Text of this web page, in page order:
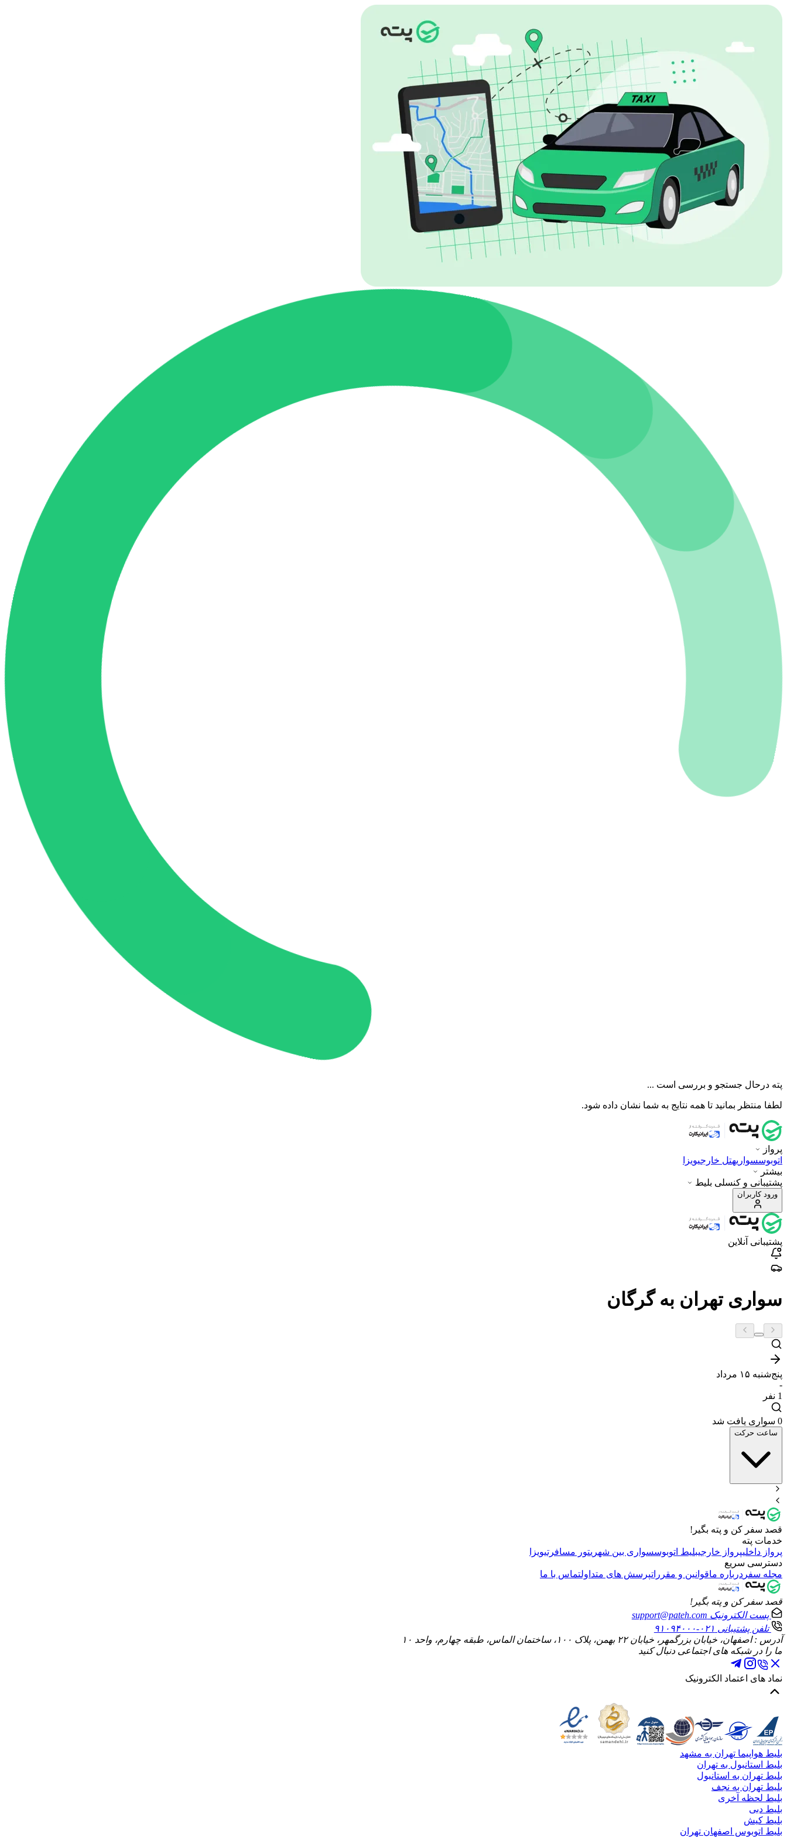
پته درحال جستجو و بررسی است ...
لطفا منتظر بمانید تا همه نتایج به شما نشان داده شود.
پرواز
اتوبوسسواریهتل خارجیویزا
بیشتر
پشتیبانی و کنسلی بلیط
ورود کاربران
پشتیبانی آنلاین
سواری تهران به گرگان
پنج‌شنبه ۱۵ مرداد
-
1 نفر
0 سواری یافت شد
ساعت حرکت
قصد سفر کن و پته بگیر!
خدمات پته
پرواز داخلیپرواز خارجیبلیط اتوبوسسواری بین شهریتور مسافرتیویزا
دسترسی سریع
مجله سفر درباره ماقوانین و مقرراتپرسش های متداولتماس با ما
قصد سفر کن و پته بگیر!
پست الکترونیک support@pateh.com
تلفن پشتیبانی ۰۲۱-۹۱۰۹۴۰۰۰
آدرس : اصفهان، خیابان بزرگمهر، خیابان ۲۲ بهمن، پلاک ۱۰۰، ساختمان الماس، طبقه چهارم، واحد ۱۰
ما را در شبکه های اجتماعی دنبال کنید
نماد های اعتماد الکترونیک
بلیط هواپیما تهران به مشهد
بلیط استانبول به تهران
بلیط تهران به استانبول
بلیط تهران به نجف
بلیط لحظه آخری
بلیط دبی
بلیط کیش
بلیط اتوبوس اصفهان تهران